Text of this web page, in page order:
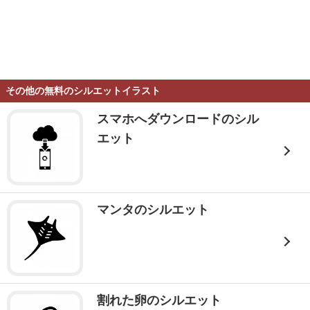
その他の無料のシルエットイラスト
スマホへダウンロードのシル
エット
マンタのシルエット
割れた卵のシルエット